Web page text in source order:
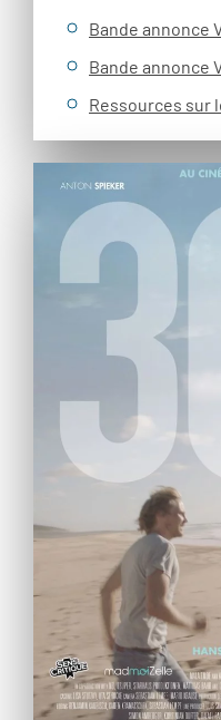
Bande annonce
Bande annonce
Ressources sur